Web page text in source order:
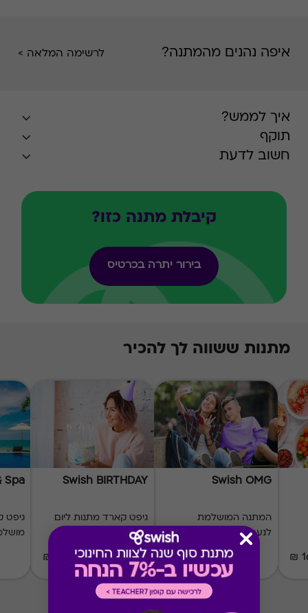
איפה נהנים מהמתנה? לרשימה המלאה >
איך לממש?
תוקף
חשוב לדעת
קיבלת מתנה כזו?
בירור יתרה בכרטיס
מתנות ששווה לך להכיר
Swish OMG
המתנה המושלמת
לנערות ולנערים
₪50-₪500
Swish BIRTHDAY
גיפט קארד מתנות ליום
הולדת
₪50-₪500
Spa
גיפט